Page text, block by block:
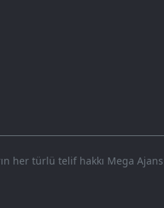
her türlü telif hakkı Mega